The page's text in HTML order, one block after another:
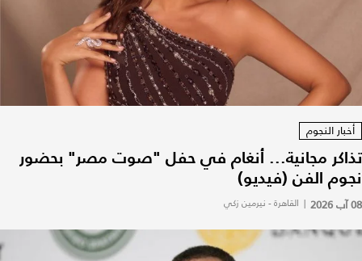
أخبار النجوم
تذاكر مجانية... أنغام في حفل "صوت مصر" بحضور
نجوم الفن (فيديو)
08 آب 2026 | القاهرة - نيرمين زكي